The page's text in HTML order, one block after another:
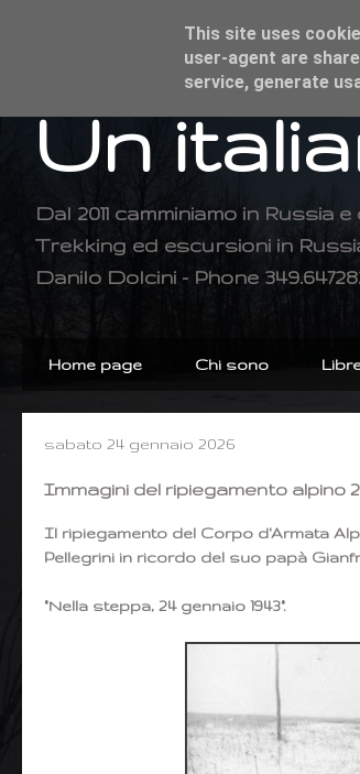
Un
Dal 2011 camminiamo in Russia
Trekking ed escursioni in
Danilo Dolcini - Phone
Home page Chi sono
sabato 24 gennaio 2026
Immagini del ripiegamento alpino
Il ripiegamento del Corpo d'Armata
Pellegrini in ricordo del suo papà
"Nella steppa, 24 gennaio 1943".
This site uses
user-agent are
service, generate